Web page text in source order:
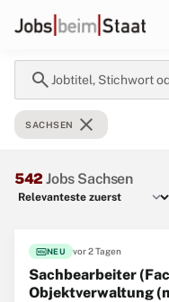
search Jobtitel, Stichwort
SACHSEN close
542 Jobs Sachsen
fiber_newNEU vor 2 Tagen
Sachbearbeiter
Objektverwaltung